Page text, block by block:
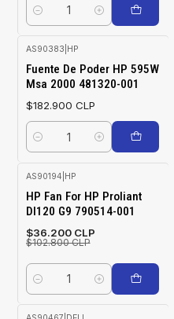
Cantidad
AS90383 HP
Fuente De Poder HP 595W
Msa 2000 481320-001
$182.900 CLP
Cantidad
-65%
OFF
AS90194 HP
HP Fan For HP Proliant
Dl120 G9 790514-001
$36.200 CLP
$102.800 CLP
Cantidad